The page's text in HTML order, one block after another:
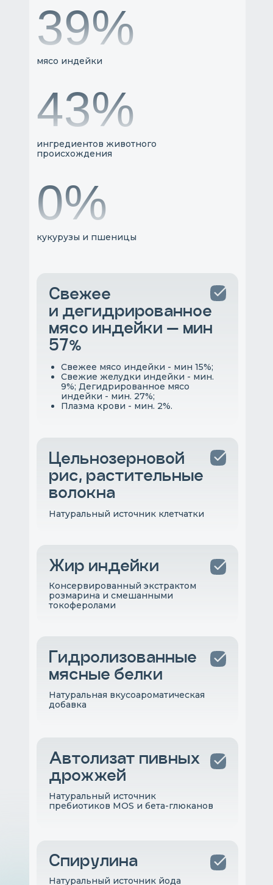
мясо индейки
46%
ингредиентов животного
происхождения
51%
кукурузы и пшеницы
0%
Жир индейки
Консервированный экстрактом
розмарина и смешанными
токоферолами
Цельнозерновой
рис, растительные
волокна
Натуральный источник клетчатки
Свежее
и дегидрированное
мясо индейки — мин
57%
Свежее мясо индейки - мин 15%;
Свежие желудки индейки - мин.
9%; Дегидрированное мясо
индейки - мин. 27%;
Плазма крови - мин. 2%.
Гидролизованные
мясные белки
Натуральная вкусоароматическая
добавка
Спирулина
Натуральный источник йода
Автолизат пивных
дрожжей
Натуральный источник
пребиотиков MOS и бета-глюканов